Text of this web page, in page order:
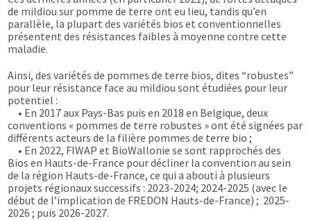
de mildiou sur pomme de terre ont eu lieu, tandis qu’en
parallèle, la plupart des variétés bios et conventionnelles
présentent des résistances faibles à moyenne contre cette
maladie.
Ainsi, des variétés de pommes de terre bios, dites “robustes”
pour leur résistance face au mildiou sont étudiées pour leur
potentiel :
• En 2017 aux Pays-Bas puis en 2018 en Belgique, deux
conventions « pommes de terre robustes » ont été signées par
différents acteurs de la filière pommes de terre bio ;
• En 2022, FIWAP et BioWallonie se sont rapprochés des
Bios en Hauts-de-France pour décliner la convention au sein
de la région Hauts-de-France, ce qui a abouti à plusieurs
projets régionaux successifs : 2023-2024; 2024-2025 (avec le
début de l’implication de FREDON Hauts-de-France) ; 2025-
2026 ; puis 2026-2027.